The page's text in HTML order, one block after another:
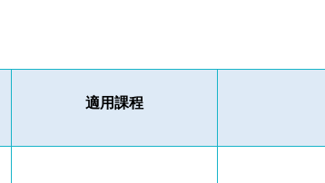
適用課程